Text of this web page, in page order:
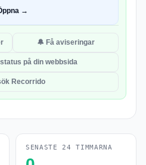
→
🔔 Få aviseringar
på din webbsida
Recorrido
SENASTE 24 TIMMARNA